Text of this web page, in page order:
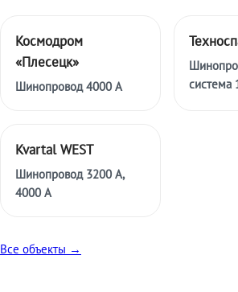
Космодром
«Плесецк»
Шинопровод 4000 А
система
Kvartal WEST
Шинопровод 3200 А,
4000 А
Все объекты →